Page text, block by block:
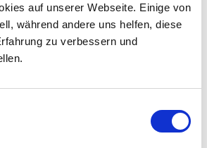
auf unserer Webseite. Einige von
während andere uns helfen, diese
zu verbessern und
haben wir unser Kursangebot
den unterschiedlichen
unserer Teilnehmer
über Fitnesskurse wie Zumba
bei INTAKT findet jeder seinen